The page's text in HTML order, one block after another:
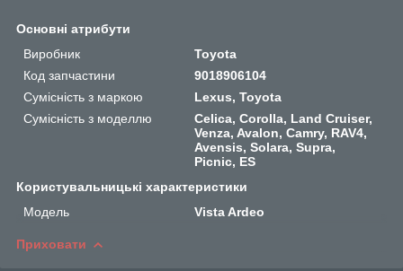
Основні атрибути
Виробник
Toyota
Код запчастини
9018906104
Сумісність з маркою
Lexus, Toyota
Сумісність з моделлю
Celica, Corolla, Land Cruiser,
Venza, Avalon, Camry, RAV4,
Avensis, Solara, Supra,
Picnic, ES
Користувальницькі характеристики
Мoдель
Vista Ardeo
Приховати